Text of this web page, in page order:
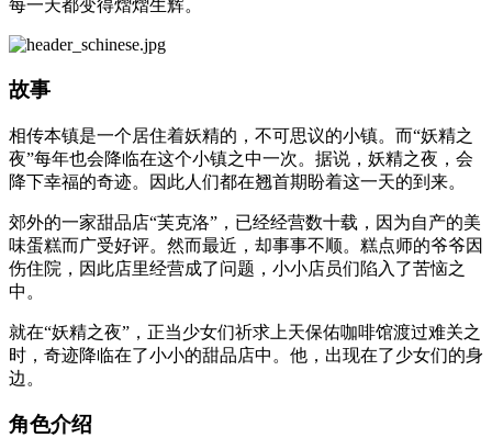
每一天都变得熠熠生辉。
故事
相传本镇是一个居住着妖精的，不可思议的小镇。而“妖精之
夜”每年也会降临在这个小镇之中一次。据说，妖精之夜，会
降下幸福的奇迹。因此人们都在翘首期盼着这一天的到来。
郊外的一家甜品店“芙克洛”，已经经营数十载，因为自产的美
味蛋糕而广受好评。然而最近，却事事不顺。糕点师的爷爷因
伤住院，因此店里经营成了问题，小小店员们陷入了苦恼之
中。
就在“妖精之夜”，正当少女们祈求上天保佑咖啡馆渡过难关之
时，奇迹降临在了小小的甜品店中。他，出现在了少女们的身
边。
角色介绍